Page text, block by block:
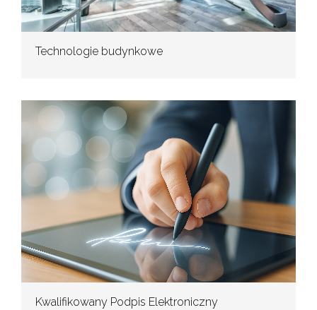
Technologie budynkowe
Kwalifikowany Podpis Elektroniczny